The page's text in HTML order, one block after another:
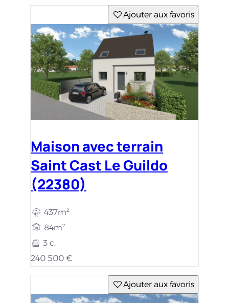
Ajouter aux favoris
Maison avec terrain
Saint Cast Le Guildo
(22380)
437m²
84m²
3 c.
240 500 €
Ajouter aux favoris